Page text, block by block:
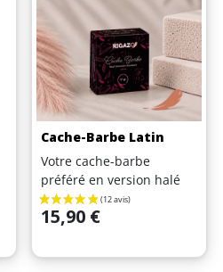
Cache-Barbe Latin
Votre cache-barbe
préféré en version halé
Prix
15,90 €